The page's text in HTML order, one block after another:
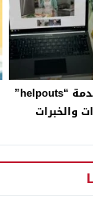
جوجل تعتزم أطلاق خدمة “helpouts”
والخبرات